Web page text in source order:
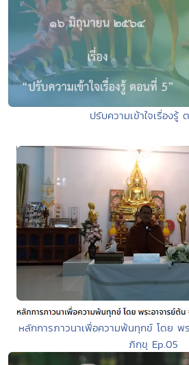
ปรับความเข้าใจเรื่องรู้
หลักการภาวนาเพื่อความพ้นทุกข์ โดย
ภิกฺขุ Ep.05